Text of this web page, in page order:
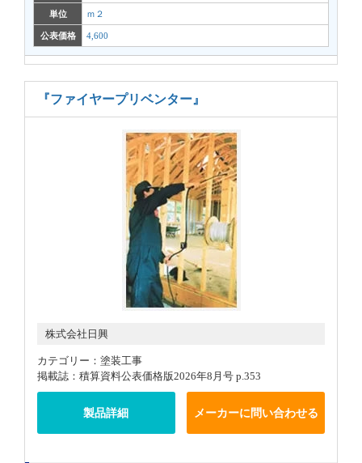
単位 ｍ２
公表価格 4,600
『ファイヤープリベンター』
株式会社日興
カテゴリー：塗装工事
掲載誌：積算資料公表価格版2026年8月号 p.353
製品詳細 メーカーに問い合わせる